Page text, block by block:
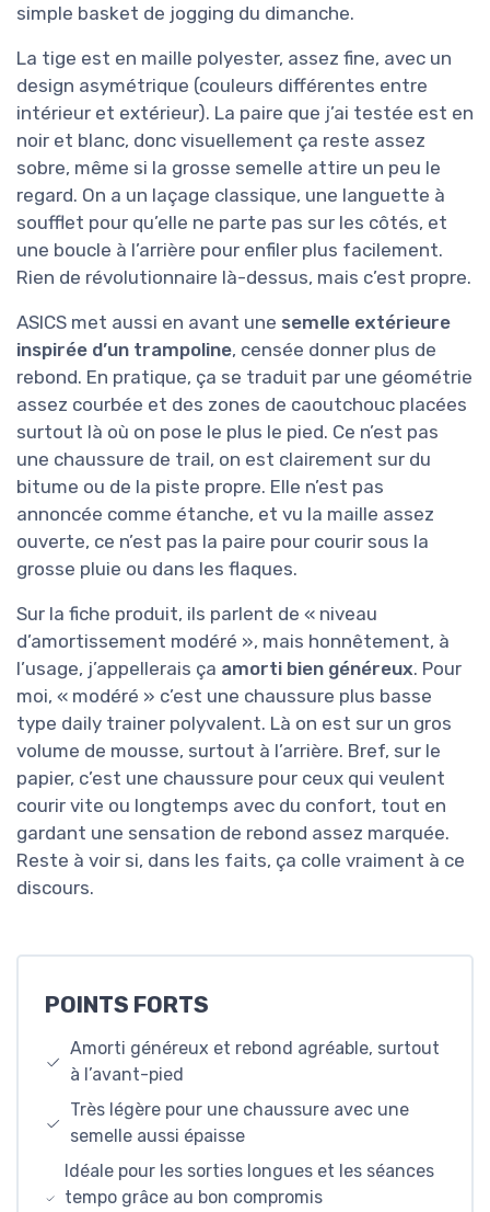
simple basket de jogging du dimanche.
La tige est en maille polyester, assez fine, avec un
design asymétrique (couleurs différentes entre
intérieur et extérieur). La paire que j’ai testée est en
noir et blanc, donc visuellement ça reste assez
sobre, même si la grosse semelle attire un peu le
regard. On a un laçage classique, une languette à
soufflet pour qu’elle ne parte pas sur les côtés, et
une boucle à l’arrière pour enfiler plus facilement.
Rien de révolutionnaire là-dessus, mais c’est propre.
ASICS met aussi en avant une semelle extérieure
inspirée d’un trampoline, censée donner plus de
rebond. En pratique, ça se traduit par une géométrie
assez courbée et des zones de caoutchouc placées
surtout là où on pose le plus le pied. Ce n’est pas
une chaussure de trail, on est clairement sur du
bitume ou de la piste propre. Elle n’est pas
annoncée comme étanche, et vu la maille assez
ouverte, ce n’est pas la paire pour courir sous la
grosse pluie ou dans les flaques.
Sur la fiche produit, ils parlent de « niveau
d’amortissement modéré », mais honnêtement, à
l’usage, j’appellerais ça amorti bien généreux. Pour
moi, « modéré » c’est une chaussure plus basse
type daily trainer polyvalent. Là on est sur un gros
volume de mousse, surtout à l’arrière. Bref, sur le
papier, c’est une chaussure pour ceux qui veulent
courir vite ou longtemps avec du confort, tout en
gardant une sensation de rebond assez marquée.
Reste à voir si, dans les faits, ça colle vraiment à ce
discours.
POINTS FORTS
Amorti généreux et rebond agréable, surtout
à l’avant-pied
Très légère pour une chaussure avec une
semelle aussi épaisse
Idéale pour les sorties longues et les séances
tempo grâce au bon compromis